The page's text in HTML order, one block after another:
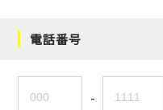
電話番号
-